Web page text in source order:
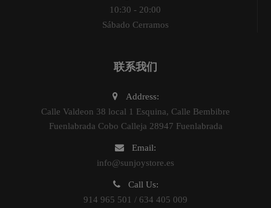
10:30 - 20:00
Sábado Cerramos
联系我们
Address:
Calle Valdeon 38 local 1 Esquina, Calle Bembibre
Fuenlabrada Cobo Calleja 28947 Fuenlabrada
Email:
info@sunjoystore.es
Call Us:
914 965 501 / 634 405 009